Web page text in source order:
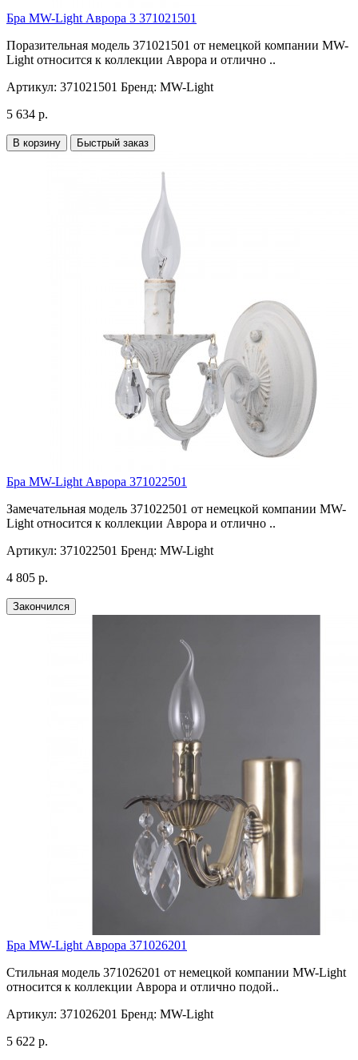
Бра MW-Light Аврора 3 371021501
Поразительная модель 371021501 от немецкой компании MW-
Light относится к коллекции Аврора и отлично ..
Артикул: 371021501 Бренд: MW-Light
5 634 р.
В корзину Быстрый заказ
Бра MW-Light Аврора 371022501
Замечательная модель 371022501 от немецкой компании MW-
Light относится к коллекции Аврора и отлично ..
Артикул: 371022501 Бренд: MW-Light
4 805 р.
Закончился
Бра MW-Light Аврора 371026201
Стильная модель 371026201 от немецкой компании MW-Light
относится к коллекции Аврора и отлично подой..
Артикул: 371026201 Бренд: MW-Light
5 622 р.